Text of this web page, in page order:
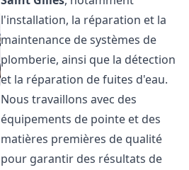
l'installation, la réparation et la
maintenance de systèmes de
plomberie, ainsi que la détection
et la réparation de fuites d'eau.
Nous travaillons avec des
équipements de pointe et des
matières premières de qualité
pour garantir des résultats de